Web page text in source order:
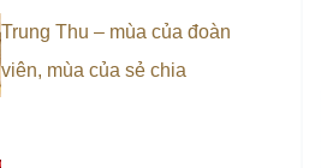
Trung Thu – mùa của đoàn
viên, mùa của sẻ chia